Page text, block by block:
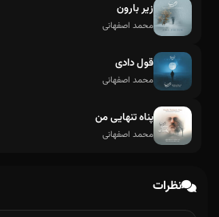
زیر بارون
محمد اصفهانی
قول دادی
محمد اصفهانی
پناه تنهایی من
محمد اصفهانی
نظرات